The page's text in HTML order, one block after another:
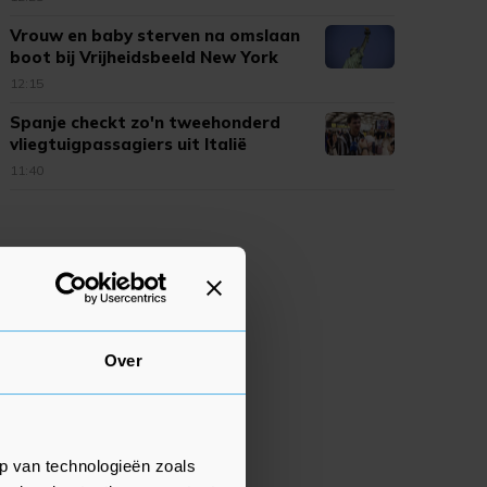
Over
van technologieën zoals
Vrouw en baby sterven na omslaan
boot bij Vrijheidsbeeld New York
12:15
Spanje checkt zo'n tweehonderd
vliegtuigpassagiers uit Italië
11:40